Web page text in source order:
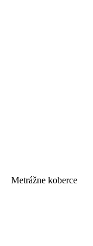
Metrážne koberce